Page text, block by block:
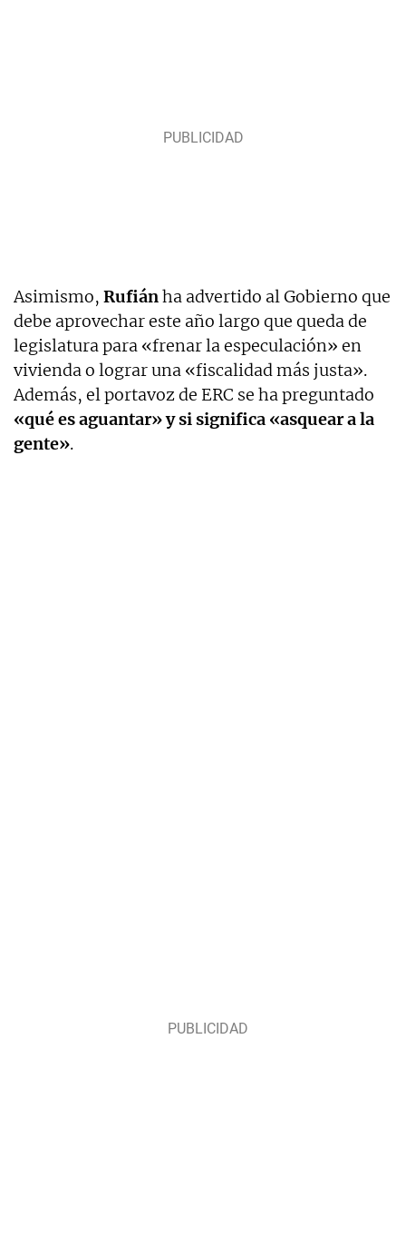
Asimismo, Rufiánha advertido al Gobierno que
debe aprovechar este año largo que queda de
legislatura para «frenar la especulación» en
vivienda o lograr una «fiscalidad más justa».
Además, el portavoz de ERC se ha preguntado
«qué es aguantar» y si significa «asquear a la
gente».